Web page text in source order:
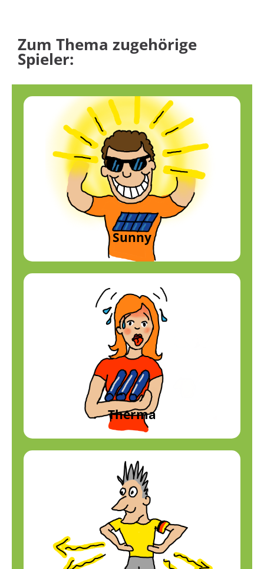
Zum Thema zugehörige
Spieler:
Sunny
Sunny
Sonnenenergie (Photovoltaik)
Profil anzeigen
Therma
Therma
Sonnenenergie (Solarthermie)
Profil anzeigen
Elektro
Stromnetz
Profil anzeigen